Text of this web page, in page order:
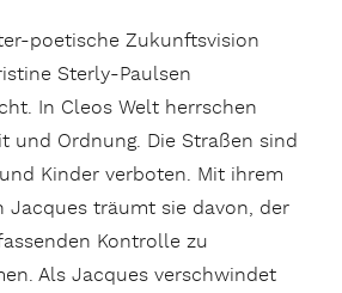
poetische Zukunftsvision
Sterly-Paulsen
In Cleos Welt herrschen
und Ordnung. Die Straßen sind
Kinder verboten. Mit ihrem
Jacques träumt sie davon, der
Kontrolle zu
Als Jacques verschwindet